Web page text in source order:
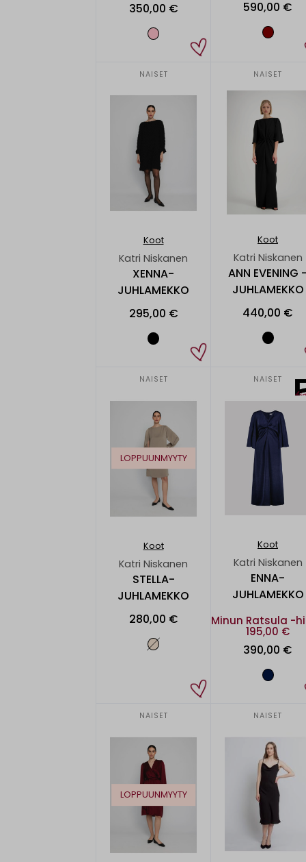
350,00 €
590,00 €
NAISET
Koot
Katri Niskanen
XENNA-
JUHLAMEKKO
295,00 €
NAISET
Koot
Katri Niskanen
ANN EVENING
JUHLAMEKKO
440,00 €
NAISET
LOPPUUNMYYTY
Koot
Katri Niskanen
STELLA-
JUHLAMEKKO
280,00 €
NAISET
Koot
Katri Niskanen
ENNA-
JUHLAMEKKO
Minun Ratsula -
195,00 €
390,00 €
NAISET
LOPPUUNMYYTY
NAISET